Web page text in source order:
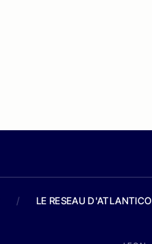
/ LE RESEAU D'ATLANTICO